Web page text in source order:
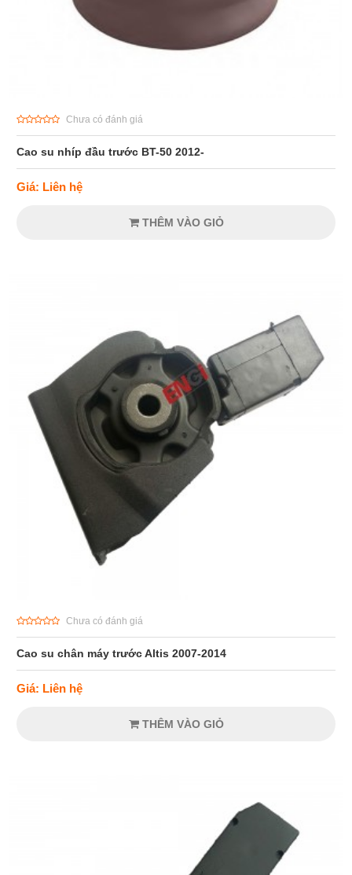
Chưa có đánh giá
Cao su nhíp đầu trước BT-50 2012-
Giá: Liên hệ
THÊM VÀO GIỎ
Chưa có đánh giá
Cao su chân máy trước Altis 2007-2014
Giá: Liên hệ
THÊM VÀO GIỎ